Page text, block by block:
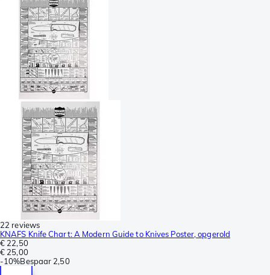
22 reviews
KNAFS Knife Chart: A Modern Guide to Knives Poster, opgerold
€ 22,50
€ 25,00
-10%Bespaar 2,50